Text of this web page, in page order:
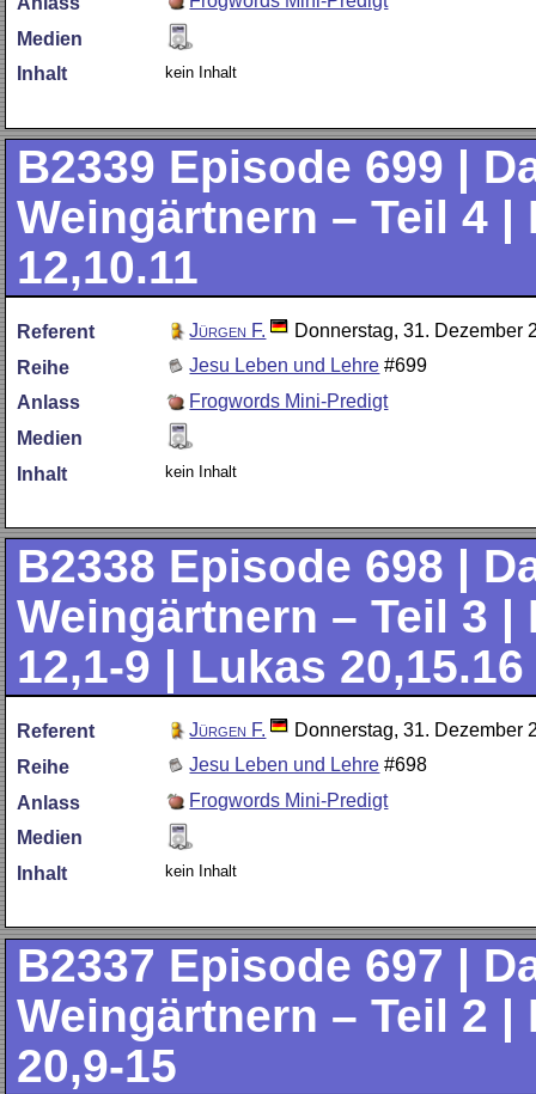
Medien
Inhalt
kein Inhalt
B2339 Episode 699 |
Weingärtnern – Teil 4 |
12,10.11
Referent Jürgen F.
Donnerstag, 31. Dezember
Reihe
Jesu Leben und Lehre #699
Anlass
Frogwords Mini-Predigt
Medien
Inhalt
kein Inhalt
B2338 Episode 698 |
Weingärtnern – Teil 3 |
12,1-9 | Lukas 20,15.16
Referent Jürgen F.
Donnerstag, 31. Dezember
Reihe
Jesu Leben und Lehre #698
Anlass
Frogwords Mini-Predigt
Medien
Inhalt
kein Inhalt
B2337 Episode 697 |
Weingärtnern – Teil 2 |
20,9-15